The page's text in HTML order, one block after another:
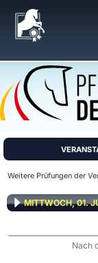
Weitere Prüfungen der
MITTWOCH, 01.
Nach